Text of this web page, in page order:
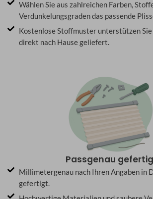
Wählen Sie aus zahlreichen Farben,
Verdunkelungsgraden das passende
Kostenlose Stoffmuster unterstützen Sie
direkt nach Hause geliefert.
Passgenau
Millimetergenau nach Ihren Angaben in
gefertigt.